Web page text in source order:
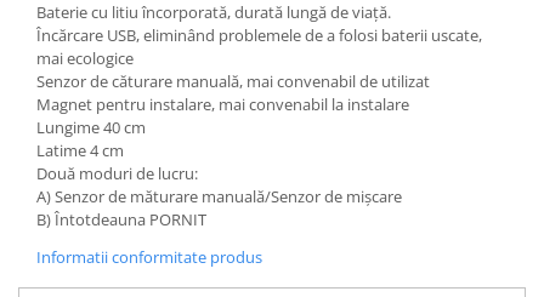
Baterie cu litiu încorporată, durată lungă de viață.
Încărcare USB, eliminând problemele de a folosi baterii uscate,
mai ecologice
Senzor de căturare manuală, mai convenabil de utilizat
Magnet pentru instalare, mai convenabil la instalare
Lungime 40 cm
Latime 4 cm
Două moduri de lucru:
A) Senzor de măturare manuală/Senzor de mișcare
B) Întotdeauna PORNIT
Informatii conformitate produs